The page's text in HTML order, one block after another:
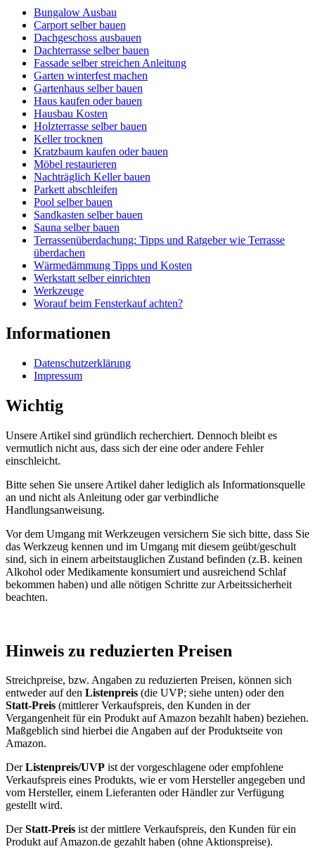
Bungalow Ausbau
Carport selber bauen
Dachgeschoss ausbauen
Dachterrasse selber bauen
Fassade selber streichen Anleitung
Garten winterfest machen
Gartenhaus selber bauen
Haus kaufen oder bauen
Hausbau Kosten
Holzterrasse selber bauen
Keller trocknen
Kratzbaum kaufen oder bauen
Möbel restaurieren
Nachträglich Keller bauen
Parkett abschleifen
Pool selber bauen
Sandkasten selber bauen
Sauna selber bauen
Terrassenüberdachung: Tipps und Ratgeber wie Terrasse
überdachen
Wärmedämmung Tipps und Kosten
Werkstatt selber einrichten
Werkzeuge
Worauf beim Fensterkauf achten?
Informationen
Datenschutzerklärung
Impressum
Wichtig
Unsere Artikel sind gründlich recherchiert. Dennoch bleibt es
vermutlich nicht aus, dass sich der eine oder andere Fehler
einschleicht.
Bitte sehen Sie unsere Artikel daher lediglich als Informationsquelle
an und nicht als Anleitung oder gar verbindliche
Handlungsanweisung.
Vor dem Umgang mit Werkzeugen versichern Sie sich bitte, dass Sie
das Werkzeug kennen und im Umgang mit diesem geübt/geschult
sind, sich in einem arbeitstauglichen Zustand befinden (z.B. keinen
Alkohol oder Medikamente konsumiert und ausreichend Schlaf
bekommen haben) und alle nötigen Schritte zur Arbeitssicherheit
beachten.
Hinweis zu reduzierten Preisen
Streichpreise, bzw. Angaben zu reduzierten Preisen, können sich
entweder auf den Listenpreis (die UVP; siehe unten) oder den
Statt-Preis (mittlerer Verkaufspreis, den Kunden in der
Vergangenheit für ein Produkt auf Amazon bezahlt haben) beziehen.
Maßgeblich sind hierbei die Angaben auf der Produktseite von
Amazon.
DerListenpreis/UVP ist der vorgeschlagene oder empfohlene
Verkaufspreis eines Produkts, wie er vom Hersteller angegeben und
vom Hersteller, einem Lieferanten oder Händler zur Verfügung
gestellt wird.
DerStatt-Preis ist der mittlere Verkaufspreis, den Kunden für ein
Produkt auf Amazon.de gezahlt haben (ohne Aktionspreise).